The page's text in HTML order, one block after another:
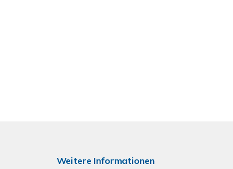
Weitere Informationen